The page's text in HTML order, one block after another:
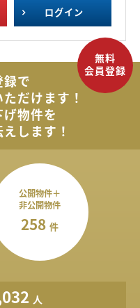
ログイン
で
だけます！
物件を
します！
公開物件＋
非公開物件
258 件
人